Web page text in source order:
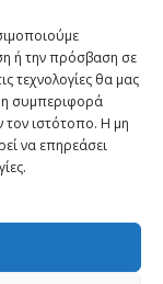
ή την πρόσβαση σε
τεχνολογίες θα μας
η συμπεριφορά
τον ιστότοπο. Η μη
να επηρεάσει